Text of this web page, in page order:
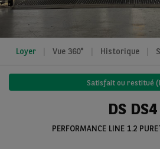
Loyer Vue 360° Historique
Satisfait ou restitué
DS DS4
PERFORMANCE LINE 1.2